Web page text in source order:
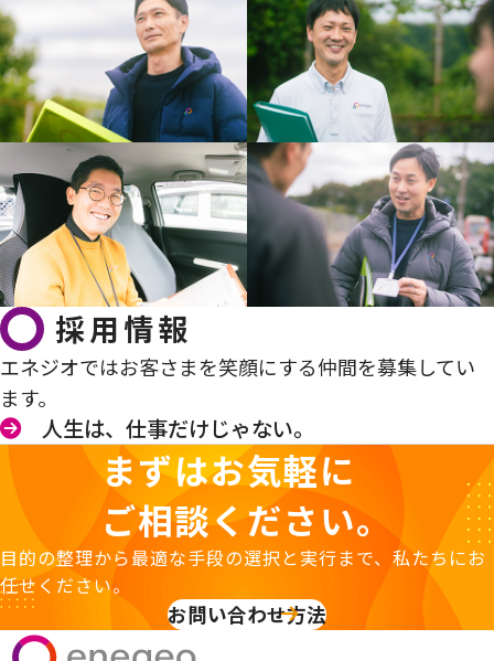
採用情報
エネジオではお客さまを笑顔にする仲間を募集してい
ます。
人生は、仕事だけじゃない。
まずはお気軽に
ご相談ください。
目的の整理から最適な手段の選択と実行まで、私たちにお
任せください。
お問い合わせ方法